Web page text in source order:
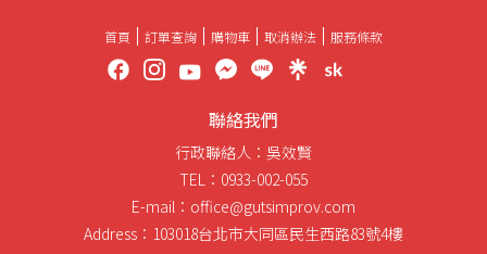
首頁 訂單查詢 購物車 取消辦法 服務條款
聯絡我們
行政聯絡人：吳效賢
TEL：0933-002-055
E-mail：office@gutsimprov.com
Address：103018台北市大同區民生西路83號4樓